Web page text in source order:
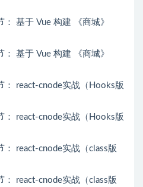
基于 Vue 构建 《商城》
基于 Vue 构建 《商城》
： react-cnode实战（Hooks版
： react-cnode实战（Hooks版
react-cnode实战（class版
react-cnode实战（class版